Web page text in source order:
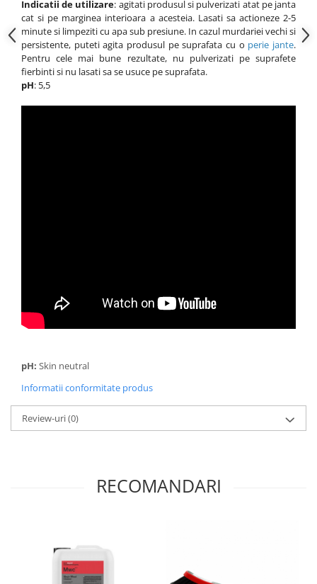
Indicatii de utilizare: agitati produsul si pulverizati atat pe janta
cat si pe marginea interioara a acesteia. Lasati sa actioneze 2-5
minute si limpeziti cu apa sub presiune. In cazul murdariei vechi si
persistente, puteti agita produsul pe suprafata cu o perie jante.
Pentru cele mai bune rezultate, nu pulverizati pe suprafete
fierbinti si nu lasati sa se usuce pe suprafata.
pH: 5,5
pH: Skin neutral
Informatii conformitate produs
Review-uri(0)
RECOMANDARI